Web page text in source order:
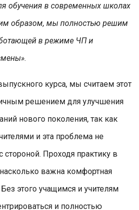
обучения в современных школах
образом, мы полностью решим
в режиме ЧП и
.
курса, мы считаем этот
решением для улучшения
нового поколения, так как
и эта проблема не
стороной. Проходя практику в
важна комфортная
этого учащимся и учителям
и полностью